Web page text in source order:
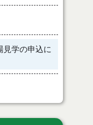
見学の申込に